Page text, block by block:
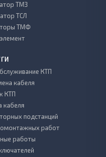
ТМЗ
ТСЛ
ТМФ
КТП
кабеля
КТП
кабеля
подстанций
работ
работы